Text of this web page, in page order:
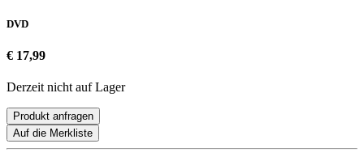
DVD
€ 17,99
Derzeit nicht auf Lager
Produkt anfragen
Auf die Merkliste